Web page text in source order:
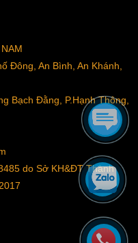
Đông, An Bình, An Khánh,
Bạch Đằng, P.Hạnh Thông,
do Sở KH&ĐT Thành